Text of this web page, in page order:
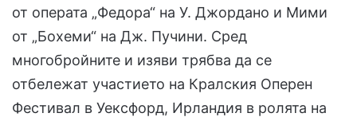
от операта „Федора“ на У. Джордано и Мими
от „Бохеми“ на Дж. Пучини. Сред
многобройните и изяви трябва да се
отбележат участието на Кралския Оперен
Фестивал в Уексфорд, Ирландия в ролята на